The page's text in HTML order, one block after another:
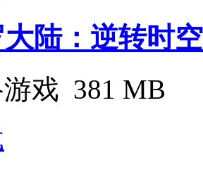
陆：逆转时
戏 381 MB